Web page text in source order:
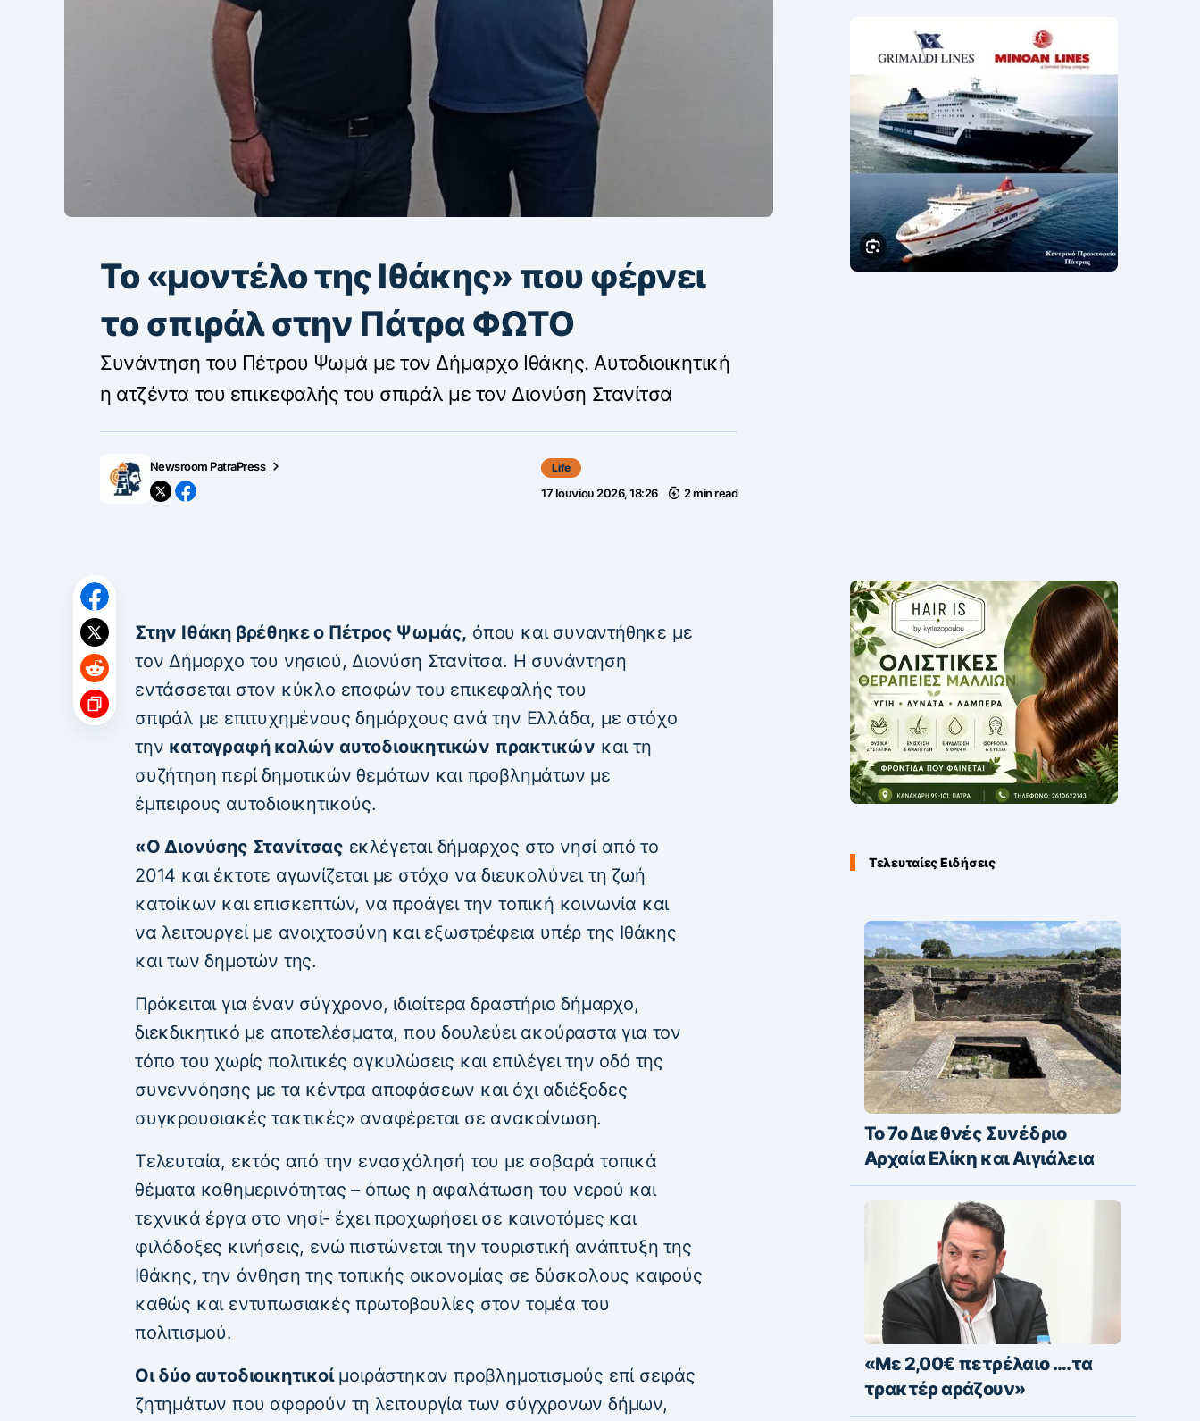
Το «μοντέλο της Ιθάκης» που φέρνει
το σπιράλ στην Πάτρα ΦΩΤΟ
Συνάντηση του Πέτρου Ψωμά με τον Δήμαρχο Ιθάκης. Αυτοδιοικητική
η ατζέντα του επικεφαλής του σπιράλ με τον Διονύση Στανίτσα
Newsroom PatraPress Life
17 Ιουνίου 2026, 18:26 2 min read
Στην Ιθάκη βρέθηκε ο Πέτρος Ψωμάς, όπου και συναντήθηκε με
τον Δήμαρχο του νησιού, Διονύση Στανίτσα. Η συνάντηση
εντάσσεται στον κύκλο επαφών του επικεφαλής του
σπιράλ με επιτυχημένους δημάρχους ανά την Ελλάδα, με στόχο
την καταγραφή καλών αυτοδιοικητικών πρακτικών και τη
συζήτηση περί δημοτικών θεμάτων και προβλημάτων με
έμπειρους αυτοδιοικητικούς.
«Ο Διονύσης Στανίτσας εκλέγεται δήμαρχος στο νησί από το
2014 και έκτοτε αγωνίζεται με στόχο να διευκολύνει τη ζωή
κατοίκων και επισκεπτών, να προάγει την τοπική κοινωνία και
να λειτουργεί με ανοιχτοσύνη και εξωστρέφεια υπέρ της Ιθάκης
και των δημοτών της.
Πρόκειται για έναν σύγχρονο, ιδιαίτερα δραστήριο δήμαρχο,
διεκδικητικό με αποτελέσματα, που δουλεύει ακούραστα για τον
τόπο του χωρίς πολιτικές αγκυλώσεις και επιλέγει την οδό της
συνεννόησης με τα κέντρα αποφάσεων και όχι αδιέξοδες
συγκρουσιακές τακτικές» αναφέρεται σε ανακοίνωση.
Τελευταία, εκτός από την ενασχόλησή του με σοβαρά τοπικά
θέματα καθημερινότητας – όπως η αφαλάτωση του νερού και
τεχνικά έργα στο νησί- έχει προχωρήσει σε καινοτόμες και
φιλόδοξες κινήσεις, ενώ πιστώνεται την τουριστική ανάπτυξη της
Ιθάκης, την άνθηση της τοπικής οικονομίας σε δύσκολους καιρούς
καθώς και εντυπωσιακές πρωτοβουλίες στον τομέα του
πολιτισμού.
Οι δύο αυτοδιοικητικοίμοιράστηκαν προβληματισμούς επί σειράς
ζητημάτων που αφορούν τη λειτουργία των σύγχρονων δήμων,
Τελευταίες Ειδήσεις
Το 7ο Διεθνές Συνέδριο
Αρχαία Ελίκη και Αιγιάλεια
«Με 2,00€ πετρέλαιο ….τα
τρακτέρ αράζουν»